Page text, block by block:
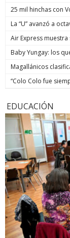
25 mil hinchas con
La “U” avanzó a
Air Express
Baby Yungay: los
Magallánicos
“Colo Colo fue
EDUCACIÓN